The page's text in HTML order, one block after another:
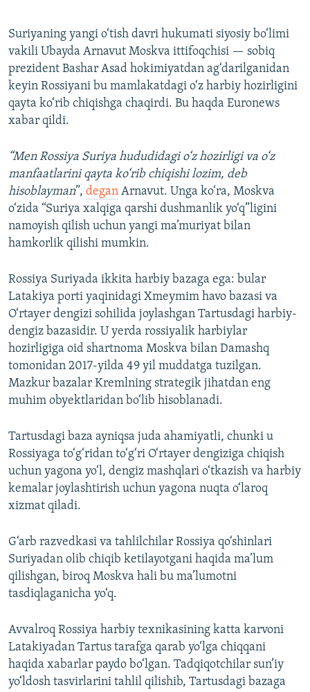
Suriyaning yangi o‘tish davri hukumati siyosiy bo‘limi
vakili Ubayda Arnavut Moskva ittifoqchisi — sobiq
prezident Bashar Asad hokimiyatdan ag‘darilganidan
keyin Rossiyani bu mamlakatdagi o‘z harbiy hozirligini
qayta ko‘rib chiqishga chaqirdi. Bu haqda Euronews
xabar qildi.
“Men Rossiya Suriya hududidagi o‘z hozirligi va o‘z
manfaatlarini qayta ko‘rib chiqishi lozim, deb
hisoblayman”, degan Arnavut. Unga ko‘ra, Moskva
o‘zida “Suriya xalqiga qarshi dushmanlik yo‘q”ligini
namoyish qilish uchun yangi ma’muriyat bilan
hamkorlik qilishi mumkin.
Rossiya Suriyada ikkita harbiy bazaga ega: bular
Latakiya porti yaqinidagi Xmeymim havo bazasi va
O‘rtayer dengizi sohilida joylashgan Tartusdagi harbiy-
dengiz bazasidir. U yerda rossiyalik harbiylar
hozirligiga oid shartnoma Moskva bilan Damashq
tomonidan 2017-yilda 49 yil muddatga tuzilgan.
Mazkur bazalar Kremlning strategik jihatdan eng
muhim obyektlaridan bo‘lib hisoblanadi.
Tartusdagi baza ayniqsa juda ahamiyatli, chunki u
Rossiyaga to‘g‘ridan to‘g‘ri O‘rtayer dengiziga chiqish
uchun yagona yo‘l, dengiz mashqlari o‘tkazish va harbiy
kemalar joylashtirish uchun yagona nuqta o‘laroq
xizmat qiladi.
G‘arb razvedkasi va tahlilchilar Rossiya qo‘shinlari
Suriyadan olib chiqib ketilayotgani haqida ma’lum
qilishgan, biroq Moskva hali bu ma’lumotni
tasdiqlaganicha yo‘q.
Avvalroq Rossiya harbiy texnikasining katta karvoni
Latakiyadan Tartus tarafga qarab yo‘lga chiqqani
haqida xabarlar paydo bo‘lgan. Tadqiqotchilar sun’iy
yo‘ldosh tasvirlarini tahlil qilishib, Tartusdagi bazaga